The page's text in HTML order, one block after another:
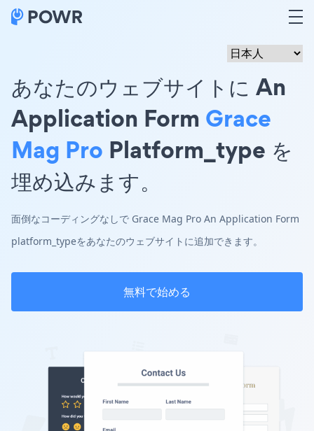
あなたのウェブサイトに An
Application Form Grace
Mag Pro Platform_type を
埋め込みます。
面倒なコーディングなしで Grace Mag Pro An Application Form
platform_typeをあなたのウェブサイトに追加できます。
無料で始める